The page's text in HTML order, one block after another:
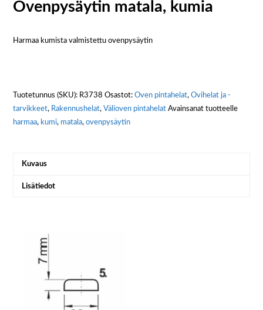
Ovenpysäytin matala, kumia
Harmaa kumista valmistettu ovenpysäytin
Tuotetunnus (SKU): R3738 Osastot:Oven pintahelat,Ovihelat ja -
tarvikkeet, Rakennushelat,Välioven pintahelat Avainsanat tuotteelle
harmaa, kumi, matala,ovenpysäytin
Kuvaus
Lisätiedot